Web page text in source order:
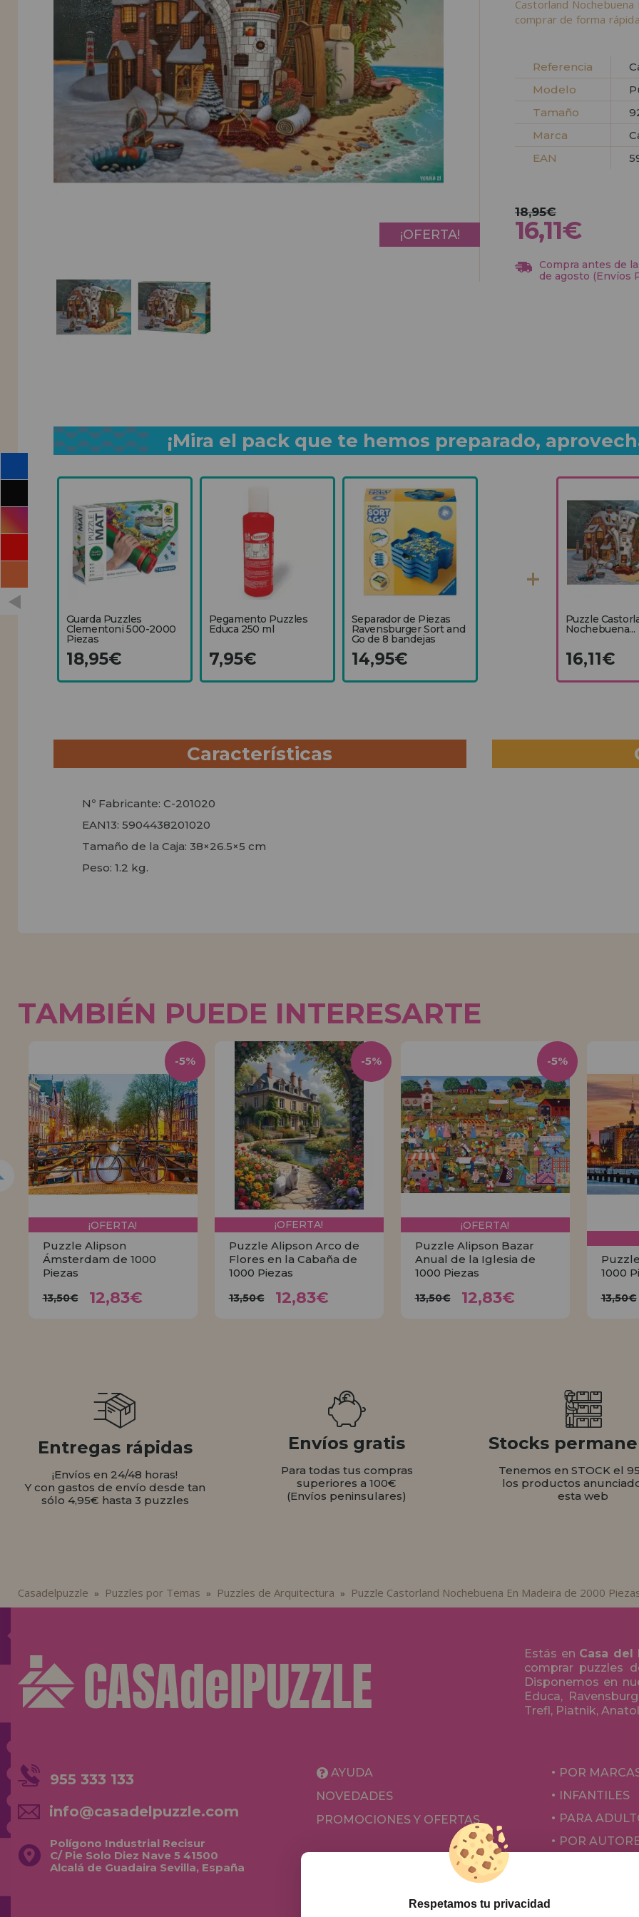
INFORMACIÓN
955 333 133
info@casadelpuzzle.com
Castorland
comprar de forma
Referencia
Modelo
Tamaño
Marca
EAN
¡OFERTA!
18,95€
16,11€
Compra antes de
de agosto (Envíos
¡Mira el pack que te hemos preparado,
Guarda Puzzles
Clementoni 500-2000
Piezas
18,95€
Pegamento Puzzles
Educa 250 ml
7,95€
Separador de Piezas
Ravensburger Sort and
Go de 8 bandejas
14,95€
Puzzle
Nochebuena...
16,11€
Características
Nº Fabricante: C-201020
EAN13: 5904438201020
Tamaño de la Caja: 38×26.5×5 cm
Peso: 1.2 kg.
TAMBIÉN PUEDE INTERESARTE
¡OFERTA!
Puzzle Alipson
Ámsterdam de 1000
Piezas
13,50€ 12,83€
-5%
¡OFERTA!
Puzzle Alipson Arco de
Flores en la Cabaña de
1000 Piezas
13,50€ 12,83€
-5%
¡OFERTA!
Puzzle Alipson Bazar
Anual de la Iglesia de
1000 Piezas
13,50€ 12,83€
-5%
1000
13,50€
Entregas rápidas
¡Envíos en 24/48 horas!
Y con gastos de envío desde tan
sólo 4,95€ hasta 3 puzzles
Envíos gratis
Para todas tus compras
superiores a 100€
(Envíos peninsulares)
Stocks
Tenemos en STOCK el
los productos
esta web
Casadelpuzzle » Puzzles por Temas » Puzzles de Arquitectura » Puzzle Castorland Nochebuena En Madeira de 2000
Estás en Casa del
comprar puzzles
Disponemos en
Educa,
Trefl, Piatnik,
955 333 133
info@casadelpuzzle.com
Polígono Industrial Recisur
C/ Pie Solo Diez Nave 5 41500
Alcalá de Guadaira Sevilla, España
AYUDA
NOVEDADES
PROMOCIONES Y OFERTAS
POR
INFANTILES
PARA
POR
JUEGOS DE
Respetamos tu privacidad